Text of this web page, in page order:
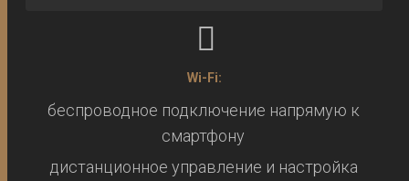
Wi-Fi:
беспроводное подключение напрямую к
смартфону
дистанционное управление и настройка